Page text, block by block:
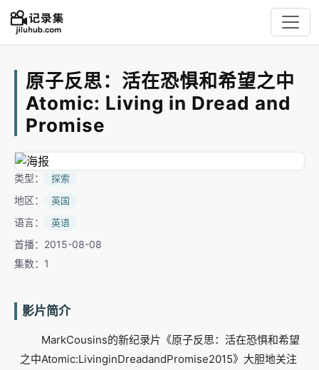
原子反思：活在恐惧和希望之中
Atomic: Living in Dread and
Promise
类型： 探索
地区： 英国
语言： 英语
首播：2015-08-08
集数：1
影片简介
MarkCousins的新纪录片《原子反思：活在恐惧和希望
之中Atomic:LivinginDreadandPromise2015》大胆地关注